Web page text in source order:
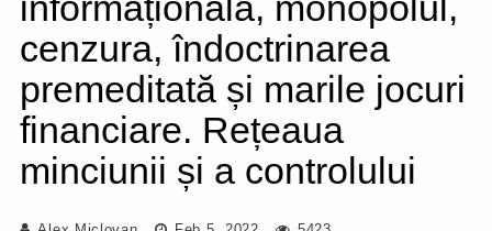
cenzura, îndoctrinarea
premeditată și marile jocuri
financiare. Rețeaua
minciunii și a controlului